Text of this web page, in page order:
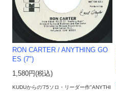
RON CARTER ‎/ ANYTHING GO
ES (7")
1,580円(税込)
KUDUからの'75ソロ・リーダー作"ANYTHI